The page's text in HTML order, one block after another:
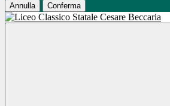
Annulla Conferma